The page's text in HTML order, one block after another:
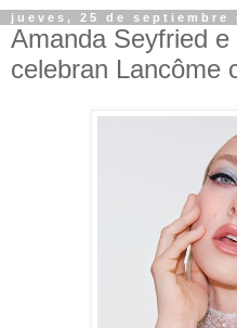
jueves, 25 de septiembre
Amanda Seyfried
celebran Lancôme